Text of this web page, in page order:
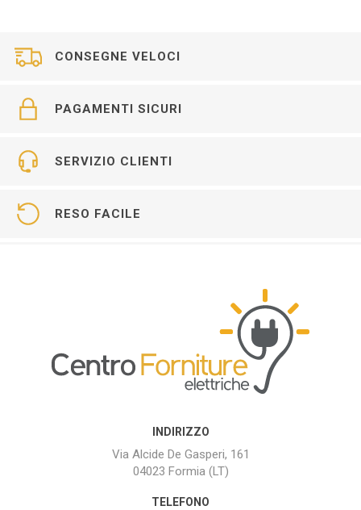
CONSEGNE VELOCI
PAGAMENTI SICURI
SERVIZIO CLIENTI
RESO FACILE
INDIRIZZO
Via Alcide De Gasperi, 161
04023 Formia (LT)
TELEFONO